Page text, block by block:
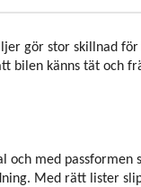
gör stor skillnad
bilen känns tät och
med passformen
Med rätt lister